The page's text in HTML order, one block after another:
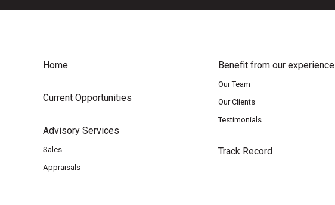
Home
Current Opportunities
Advisory Services
Sales
Appraisals
Benefit from our experience
Our Team
Our Clients
Testimonials
Track Record